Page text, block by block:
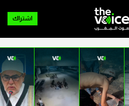
اشتراك